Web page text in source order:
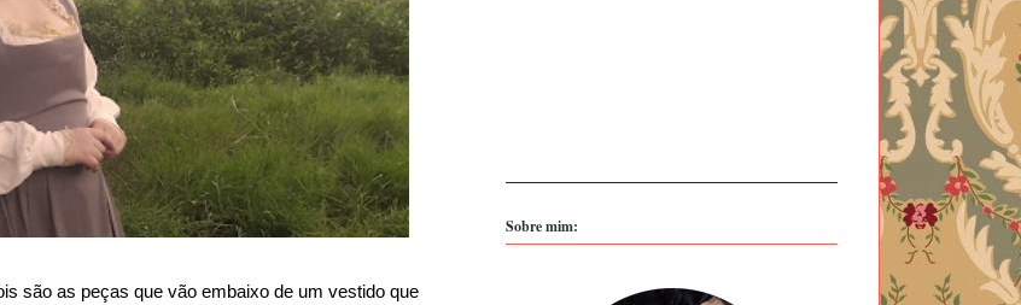
são as peças que vão embaixo de um vestido que
Sobre mim: